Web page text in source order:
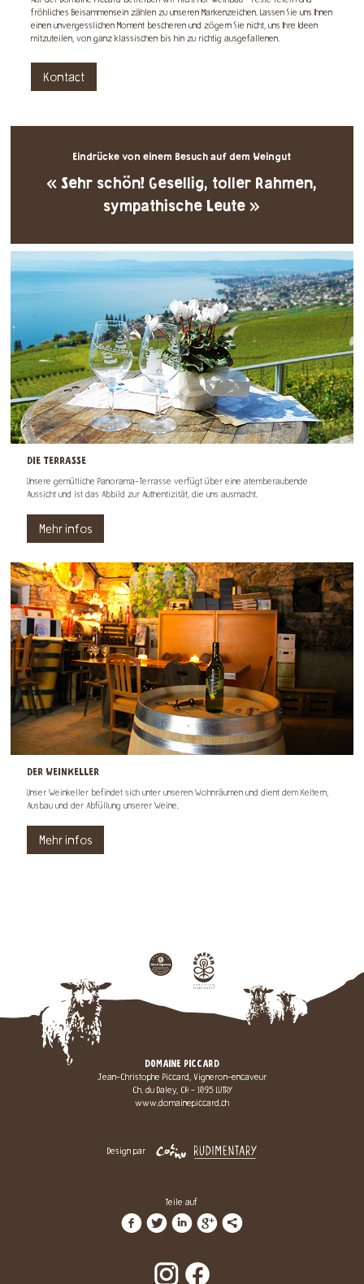
fröhliches Beisammensein zählen zu unseren Markenzeichen. Lassen Sie uns Ihnen
einen unvergesslichen Moment bescheren und zögern Sie nicht, uns Ihre Ideen
mitzuteilen, von ganz klassischen bis hin zu richtig ausgefallenen.
Kontact
Eindrücke von einem Besuch auf dem Weingut
« Sehr schön! Gesellig, toller Rahmen,
sympathische Leute »
« Immer ein schöner Moment, gesellig
und voller Entdeckungen, ein Fest für die
DIE TERRASSE
Unsere gemütliche Panorama-Terrasse verfügt über eine atemberaubende
Aussicht und ist das Abbild zur Authentizität, die uns ausmacht.
Mehr infos
DER WEINKELLER
Unser Weinkeller befindet sich unter unseren Wohnräumen und dient dem Keltern,
Ausbau und der Abfüllung unserer Weine.
Mehr infos
DOMAINE PICCARD
Jean-Christophe Piccard, Vigneron-encaveur
Ch. du Daley, CH - 1095 LUTRY
www.domainepiccard.ch
Design par
Teile auf
ftigl